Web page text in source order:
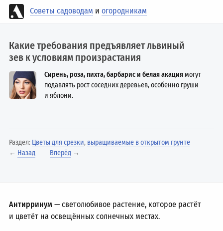
Советы садоводам иогородникам
Какие требования предъявляет львиный
зев к условиям произрастания
Сирень, роза, пихта, барбарис и белая акациямогут
подавлять рост соседних деревьев, особенно груши
и яблони.
Раздел: Цветы для срезки, выращиваемые в открытом грунте
← Назад Вперёд→
Антирринум — светолюбивое растение, которое растёт
и цветёт на освещённых солнечных местах.